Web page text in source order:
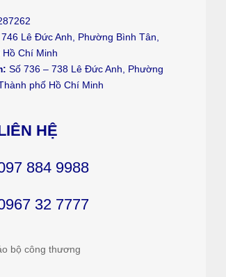
Lê Đức Anh, Phường Bình Tân,
Chí Minh
Số 736 – 738 Lê Đức Anh, Phường
phố Hồ Chí Minh
HỆ
884 9988
32 7777